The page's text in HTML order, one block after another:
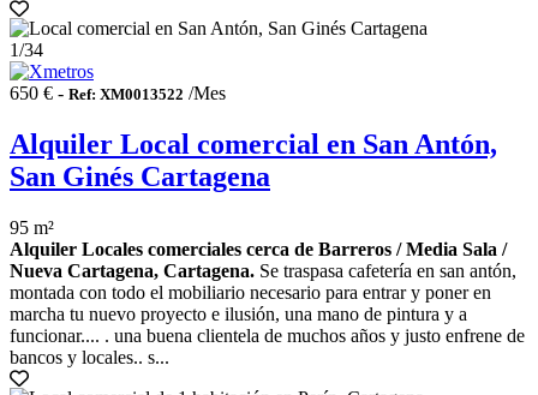
1/34
650 € - Ref: XM0013522 /Mes
Alquiler Local comercial en San Antón,
San Ginés Cartagena
95 m²
Alquiler Locales comerciales cerca de Barreros / Media Sala /
Nueva Cartagena, Cartagena. Se traspasa cafetería en san antón,
montada con todo el mobiliario necesario para entrar y poner en
marcha tu nuevo proyecto e ilusión, una mano de pintura y a
funcionar.... . una buena clientela de muchos años y justo enfrene de
bancos y locales.. s...